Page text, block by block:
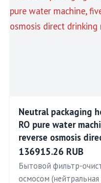
Neutral packaging
RO pure water
reverse osmosis
136915.26 RUB
Бытовой фильтр-
осмосом